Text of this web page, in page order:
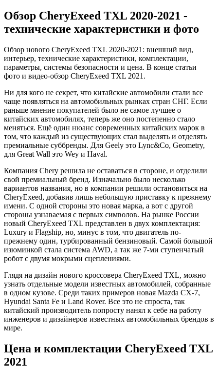
Обзор CheryExeed TXL 2020-2021 -
технические характеристики и фото
Обзор нового CheryExeed TXL 2020-2021: внешний вид,
интерьер, технические характеристики, комплектации,
параметры, системы безопасности и цена. В конце статьи
фото и видео-обзор CheryExeed TXL 2021.
Ни для кого не секрет, что китайские автомобили стали все
чаще появляться на автомобильных рынках стран СНГ. Если
раньше мнение покупателей было не самое лучшее о
китайских автомобилях, теперь же оно постепенно стало
меняться. Ещё один нюанс современных китайских марок в
том, что каждый из существующих стал выделять и отделять
премиальные суббренды. Для Geely это Lync&Co, Geometry,
для Great Wall это Wey и Haval.
Компания Chery решила не оставаться в стороне, и отделили
свой премиальный бренд. Изначально было несколько
вариантов названия, но в компании решили остановиться на
CheryExeed, добавив лишь небольшую приставку к прежнему
имени. С одной стороны это новая марка, а вот с другой
стороны узнаваемая с первых символов. На рынке России
новый CheryExeed TXL представлен в двух комплектация:
Luxury и Flagship, но, минус в том, что двигатель по-
прежнему один, турбированный бензиновый. Самой большой
изюминкой стала система AWD, а так же 7-ми ступенчатый
робот с двумя мокрыми сцеплениями.
Глядя на дизайн нового кроссовера CheryExeed TXL, можно
узнать отдельные модели известных автомобилей, собранные
в одном кузове. Среди таких примеров новая Mazda CX-7,
Hyundai Santa Fe и Land Rover. Все это не спроста, так
китайский производитель попросту нанял к себе на работу
инженеров и дизайнеров известных автомобильных брендов в
мире.
Цена и комплектации CheryExeed TXL
2021